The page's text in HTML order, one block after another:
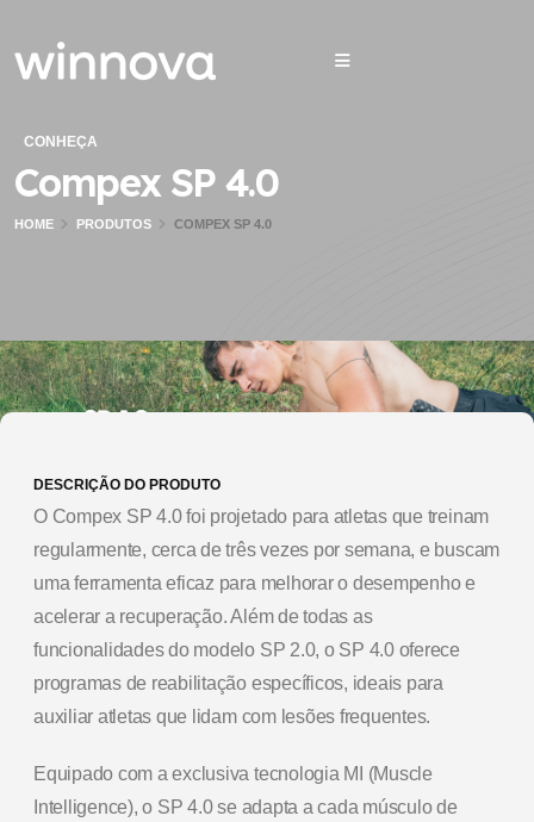
CONHEÇA
Compex SP 4.0
HOME PRODUTOS COMPEX SP 4.0
DESCRIÇÃO DO PRODUTO
O Compex SP 4.0 foi projetado para atletas que treinam
regularmente, cerca de três vezes por semana, e buscam
uma ferramenta eficaz para melhorar o desempenho e
acelerar a recuperação. Além de todas as
funcionalidades do modelo SP 2.0, o SP 4.0 oferece
programas de reabilitação específicos, ideais para
auxiliar atletas que lidam com lesões frequentes.
Equipado com a exclusiva tecnologia MI (Muscle
Intelligence), o SP 4.0 se adapta a cada músculo de